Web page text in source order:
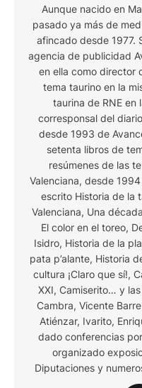
Aunque nacido en
pasado ya más de
afincado desde 1977.
agencia de publicidad
en ella como director
tema taurino en la
taurina de RNE en
corresponsal del
desde 1993 de
setenta libros de
resúmenes de las
Valenciana, desde
escrito Historia de la
Valenciana, Una
El color en el toreo,
Isidro, Historia de la
pata p’alante, Historia
cultura ¡Claro que sí!,
XXI, Camiserito… y
Cambra, Vicente
Atiénzar, Ivarito,
dado conferencias
organizado
Diputaciones y